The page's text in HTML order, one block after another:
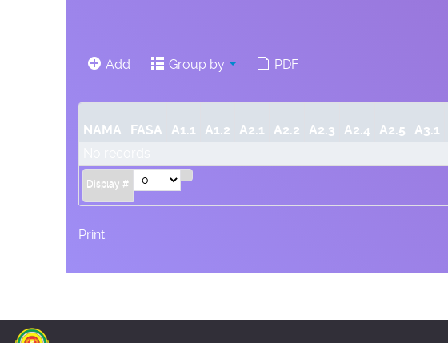
Add Group by PDF
NAMA FASA A1.1 A1.2 A2.1 A2.2 A2.3 A2.4 A2.5 A3.1
Display #
Print